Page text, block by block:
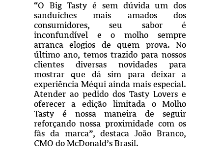
“O Big Tasty é sem dúvida um dos
sanduíches mais amados dos
consumidores, seu sabor é
inconfundível e o molho sempre
arranca elogios de quem prova. No
último ano, temos trazido para nossos
clientes diversas novidades para
mostrar que dá sim para deixar a
experiência Méqui ainda mais especial.
Atender ao pedido dos Tasty Lovers e
oferecer a edição limitada o Molho
Tasty é nossa maneira de seguir
reforçando nossa proximidade com os
fãs da marca”, destaca João Branco,
CMO do McDonald’s Brasil.